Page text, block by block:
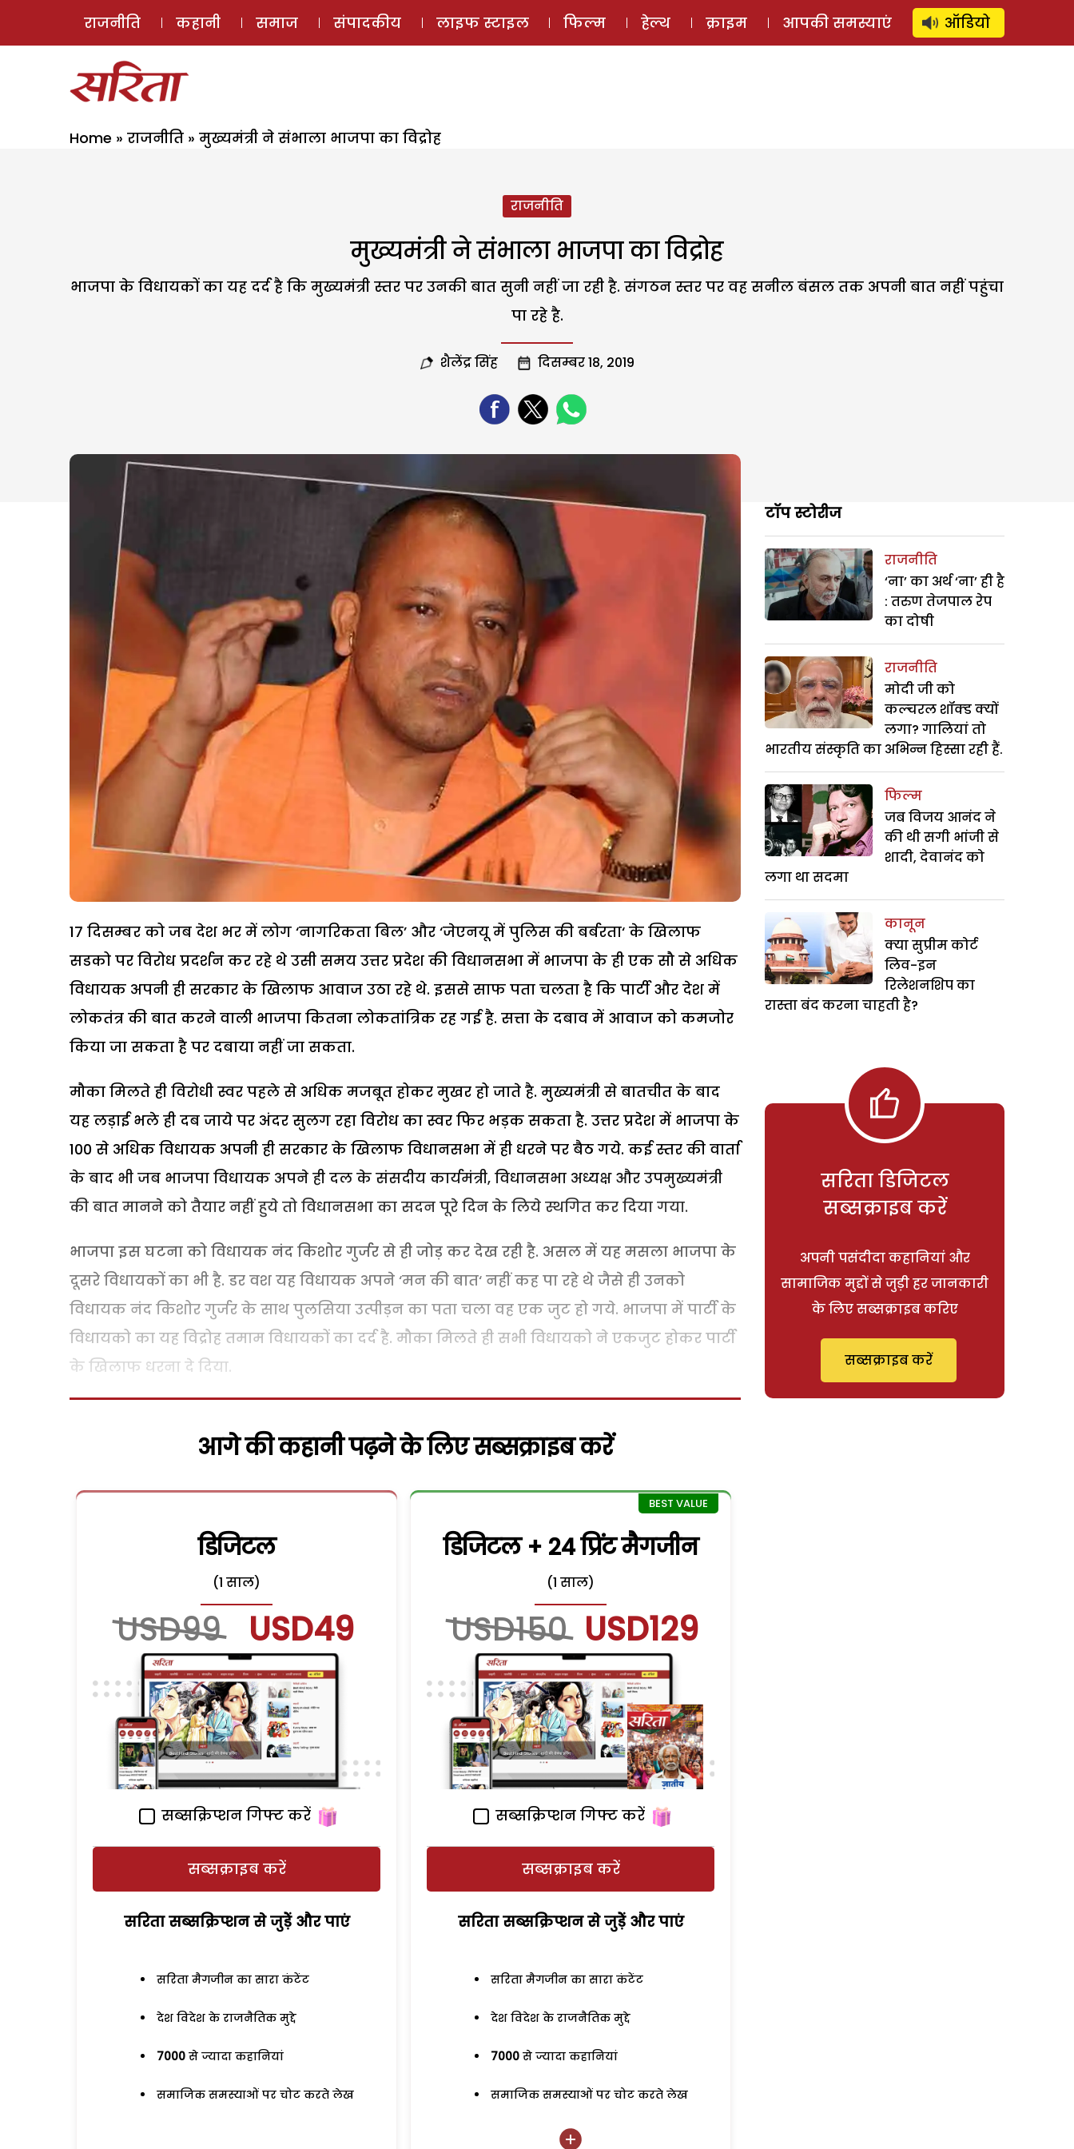
ई-मैगज़ीन ऑडियो स्टोरी लॉग इन ⚲ SUBSCRIBE
राजनीति कहानी समाज संपादकीय लाइफ स्टाइल फिल्म हेल्थ क्राइम आपकी समस्याएं ऑडियो
Home » राजनीति » मुख्यमंत्री ने संभाला भाजपा का विद्रोह
राजनीति
मुख्यमंत्री ने संभाला भाजपा का विद्रोह
भाजपा के विधायकों का यह दर्द है कि मुख्यमंत्री स्तर पर उनकी बात सुनी नहीं जा रही है. संगठन स्तर पर वह सनील बंसल तक अपनी बात नहीं पहुंचा
पा रहे है.
शैलेंद्र सिंह दिसम्बर 18, 2019
17 दिसम्बर को जब देश भर में लोग ‘नागरिकता बिल’ और ‘जेएनयू में पुलिस की बर्बरता‘ के खिलाफ
सडको पर विरोध प्रदर्शन कर रहे थे उसी समय उत्तर प्रदेश की विधानसभा में भाजपा के ही एक सौ से अधिक
विधायक अपनी ही सरकार के खिलाफ आवाज उठा रहे थे. इससे साफ पता चलता है कि पार्टी और देश में
लोकतंत्र की बात करने वाली भाजपा कितना लोकतांत्रिक रह गई है. सत्ता के दबाव में आवाज को कमजोर
किया जा सकता है पर दबाया नहीं जा सकता.
मौका मिलते ही विरोधी स्वर पहले से अधिक मजबूत होकर मुखर हो जाते है. मुख्यमंत्री से बातचीत के बाद
यह लड़ाई भले ही दब जाये पर अंदर सुलग रहा विरोध का स्वर फिर भड़क सकता है. उत्तर प्रदेश में भाजपा के
100 से अधिक विधायक अपनी ही सरकार के खिलाफ विधानसभा में ही धरने पर बैठ गये. कई स्तर की वार्ता
के बाद भी जब भाजपा विधायक अपने ही दल के संसदीय कार्यमंत्री, विधानसभा अध्यक्ष और उपमुख्यमंत्री
की बात मानने को तैयार नहीं हुये तो विधानसभा का सदन पूरे दिन के लिये स्थगित कर दिया गया.
भाजपा इस घटना को विधायक नंद किशोर गुर्जर से ही जोड़ कर देख रही है. असल में यह मसला भाजपा के
दूसरे विधायकों का भी है. डर वश यह विधायक अपने ‘मन की बात‘ नहीं कह पा रहे थे जैसे ही उनको
विधायक नंद किशोर गुर्जर के साथ पुलसिया उत्पीड़न का पता चला वह एक जुट हो गये. भाजपा में पार्टी के
विधायको का यह विद्रोह तमाम विधायकों का दर्द है. मौका मिलते ही सभी विधायको ने एकजुट होकर पार्टी
के खिलाफ धरना दे दिया.
आगे की कहानी पढ़ने के लिए सब्सक्राइब करें
डिजिटल
(1 साल)
USD99 USD49
सब्सक्रिप्शन गिफ्ट करें
सब्सक्राइब करें
सरिता सब्सक्रिप्शन से जुड़ेें और पाएं
सरिता मैगजीन का सारा कंटेंट
देश विदेश के राजनैतिक मुद्दे
7000 से ज्यादा कहानियां
समाजिक समस्याओं पर चोट करते लेख
डिजिटल + 24 प्रिंट मैगजीन
(1 साल)
USD150 USD129
सब्सक्रिप्शन गिफ्ट करें
सब्सक्राइब करें
सरिता सब्सक्रिप्शन से जुड़ेें और पाएं
सरिता मैगजीन का सारा कंटेंट
देश विदेश के राजनैतिक मुद्दे
7000 से ज्यादा कहानियां
समाजिक समस्याओं पर चोट करते लेख
टॉप स्टोरीज
राजनीति
‘ना’ का अर्थ ‘ना’ ही है
: तरुण तेजपाल रेप
का दोषी
राजनीति
मोदी जी को
कल्चरल शॉक्ड क्यों
लगा? गालियां तो
भारतीय संस्कृति का अभिन्न हिस्सा रही हैं.
फिल्म
जब विजय आनंद ने
की थी सगी भांजी से
शादी, देवानंद को
लगा था सदमा
कानून
क्या सुप्रीम कोर्ट
लिव-इन
रिलेशनशिप का
रास्ता बंद करना चाहती है?
सरिता डिजिटल
सब्सक्राइब करें
अपनी पसंदीदा कहानियां और
सामाजिक मुद्दों से जुड़ी हर जानकारी
के लिए सब्सक्राइब करिए
सब्सक्राइब करें